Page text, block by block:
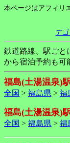
本ページはアフィリ
デ
鉄道路線、駅ごと
から宿泊予約も可
福島(土湯温泉)
全国 > 福島県 > 福
福島(土湯温泉)
全国 > 福島県 > 福